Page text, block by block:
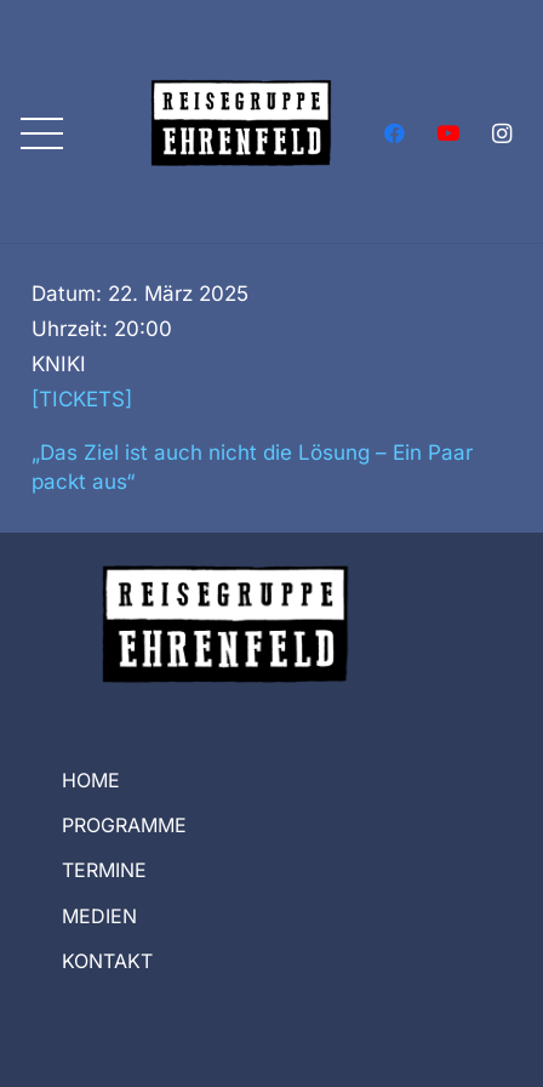
Datum: 22. März 2025
Uhrzeit: 20:00
KNIKI
[TICKETS]
„Das Ziel ist auch nicht die Lösung – Ein Paar
packt aus“
HOME
PROGRAMME
TERMINE
MEDIEN
KONTAKT